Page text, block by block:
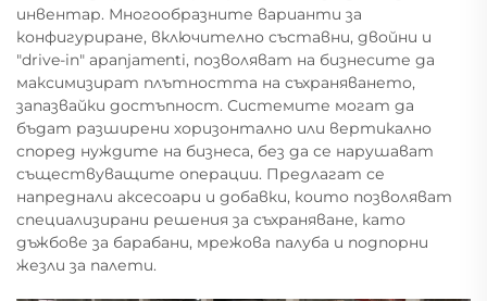
инвентар. Многообразните варианти за
конфигуриране, включително съставни, двойни и
"drive-in" арanjamenti, позволяват на бизнесите да
максимизират плътността на съхраняването,
запазвайки достъпност. Системите могат да
бъдат разширени хоризонтално или вертикално
според нуждите на бизнеса, без да се нарушават
съществуващите операции. Предлагат се
напреднали аксесоари и добавки, които позволяват
специализирани решения за съхраняване, като
дъжбове за барабани, мрежова палуба и подпорни
жезли за палети.